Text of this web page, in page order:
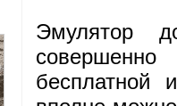
Эмулятор
бесплатной